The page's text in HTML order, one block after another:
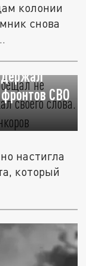
колонии
снова
обещал не
СВО
настигла
который